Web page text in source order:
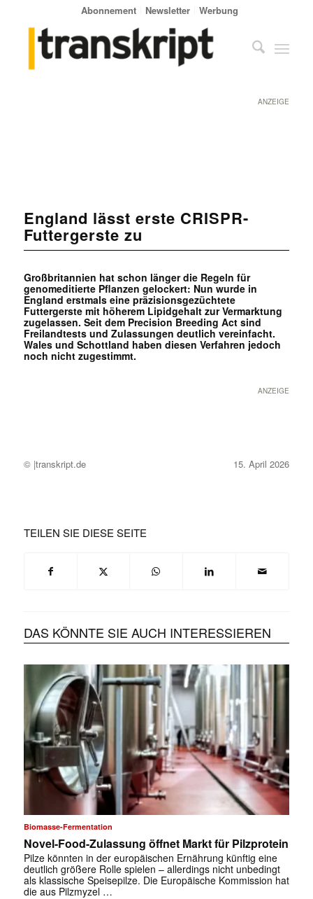
Abonnement Newsletter Werbung
ANZEIGE
England lässt erste CRISPR-
Futtergerste zu
Großbritannien hat schon länger die Regeln für
genomeditierte Pflanzen gelockert: Nun wurde in
England erstmals eine präzisionsgezüchtete
Futtergerste mit höherem Lipidgehalt zur Vermarktung
zugelassen. Seit dem Precision Breeding Act sind
Freilandtests und Zulassungen deutlich vereinfacht.
Wales und Schottland haben diesen Verfahren jedoch
noch nicht zugestimmt.
ANZEIGE
© |transkript.de 15. April 2026
TEILEN SIE DIESE SEITE
DAS KÖNNTE SIE AUCH INTERESSIEREN
Biomasse-Fermentation
Novel-Food-Zulassung öffnet Markt für Pilzprotein
Pilze könnten in der europäischen Ernährung künftig eine
deutlich größere Rolle spielen – allerdings nicht unbedingt
als klassische Speisepilze. Die Europäische Kommission hat
die aus Pilzmyzel …